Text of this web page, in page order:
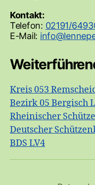
Kontakt:
Telefon: 02191/
E-Mail:
Kreis 053
Bezirk 05 Bergisch
Rheinischer
Deutscher
BDS LV4